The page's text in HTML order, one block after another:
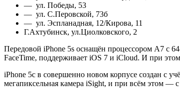
— ул. Победы, 53
— ул. С.Перовской, 73б
— ул. Эспланадная, 12/Кирова, 11
Г.Ахтубинск, ул.Циолковского, 2
Передовой iPhone 5s оснащён процессором A7 с
FaceTime, поддерживает iOS 7 и iCloud. И при
iPhone 5c в совершенно новом корпусе создан с
мегапиксельная камера iSight, и при всём этом